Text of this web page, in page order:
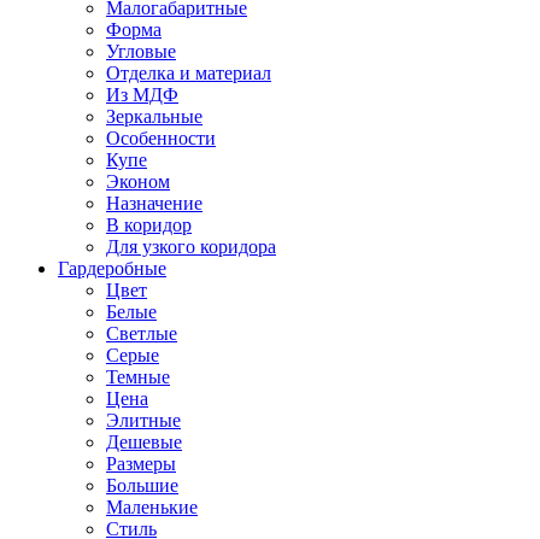
Малогабаритные
Форма
Угловые
Отделка и материал
Из МДФ
Зеркальные
Особенности
Купе
Эконом
Назначение
В коридор
Для узкого коридора
Гардеробные
Цвет
Белые
Светлые
Серые
Темные
Цена
Элитные
Дешевые
Размеры
Большие
Маленькие
Стиль